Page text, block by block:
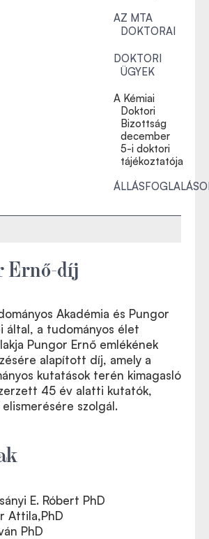
AZ MTA
DOKTORAI
DOKTORI
ÜGYEK
A Kémiai
Doktori
Bizottság
december
5-i doktori
tájékoztatója
Ernő-díj
Akadémia és Pungor
által, a tudományos élet
Pungor Ernő emlékének
alapított díj, amely a
kutatások terén kimagasló
45 év alatti kutatók,
elismerésére szolgál.
E. Róbert PhD
Attila,PhD
PhD